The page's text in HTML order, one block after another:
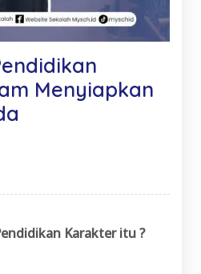
Menyiapkan
Karakter itu ?